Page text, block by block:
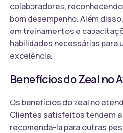
colaboradores,
bom desempenho. Além
em treinamentos e
habilidades necessárias para
excelência.
Benefícios do Zeal no
Os benefícios do zeal no
Clientes satisfeitos tendem a
recomendá-la para outras